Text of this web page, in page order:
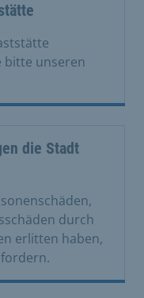
bitte unseren
die Stadt
durch
erlitten haben,